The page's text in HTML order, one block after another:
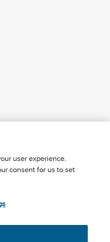
al boletín
user experience.
consent for us to set